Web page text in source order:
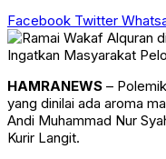
Facebook Twitter
HAMRANEWS –
yang dinilai ada aroma
Andi Muhammad Nur
Kurir Langit.